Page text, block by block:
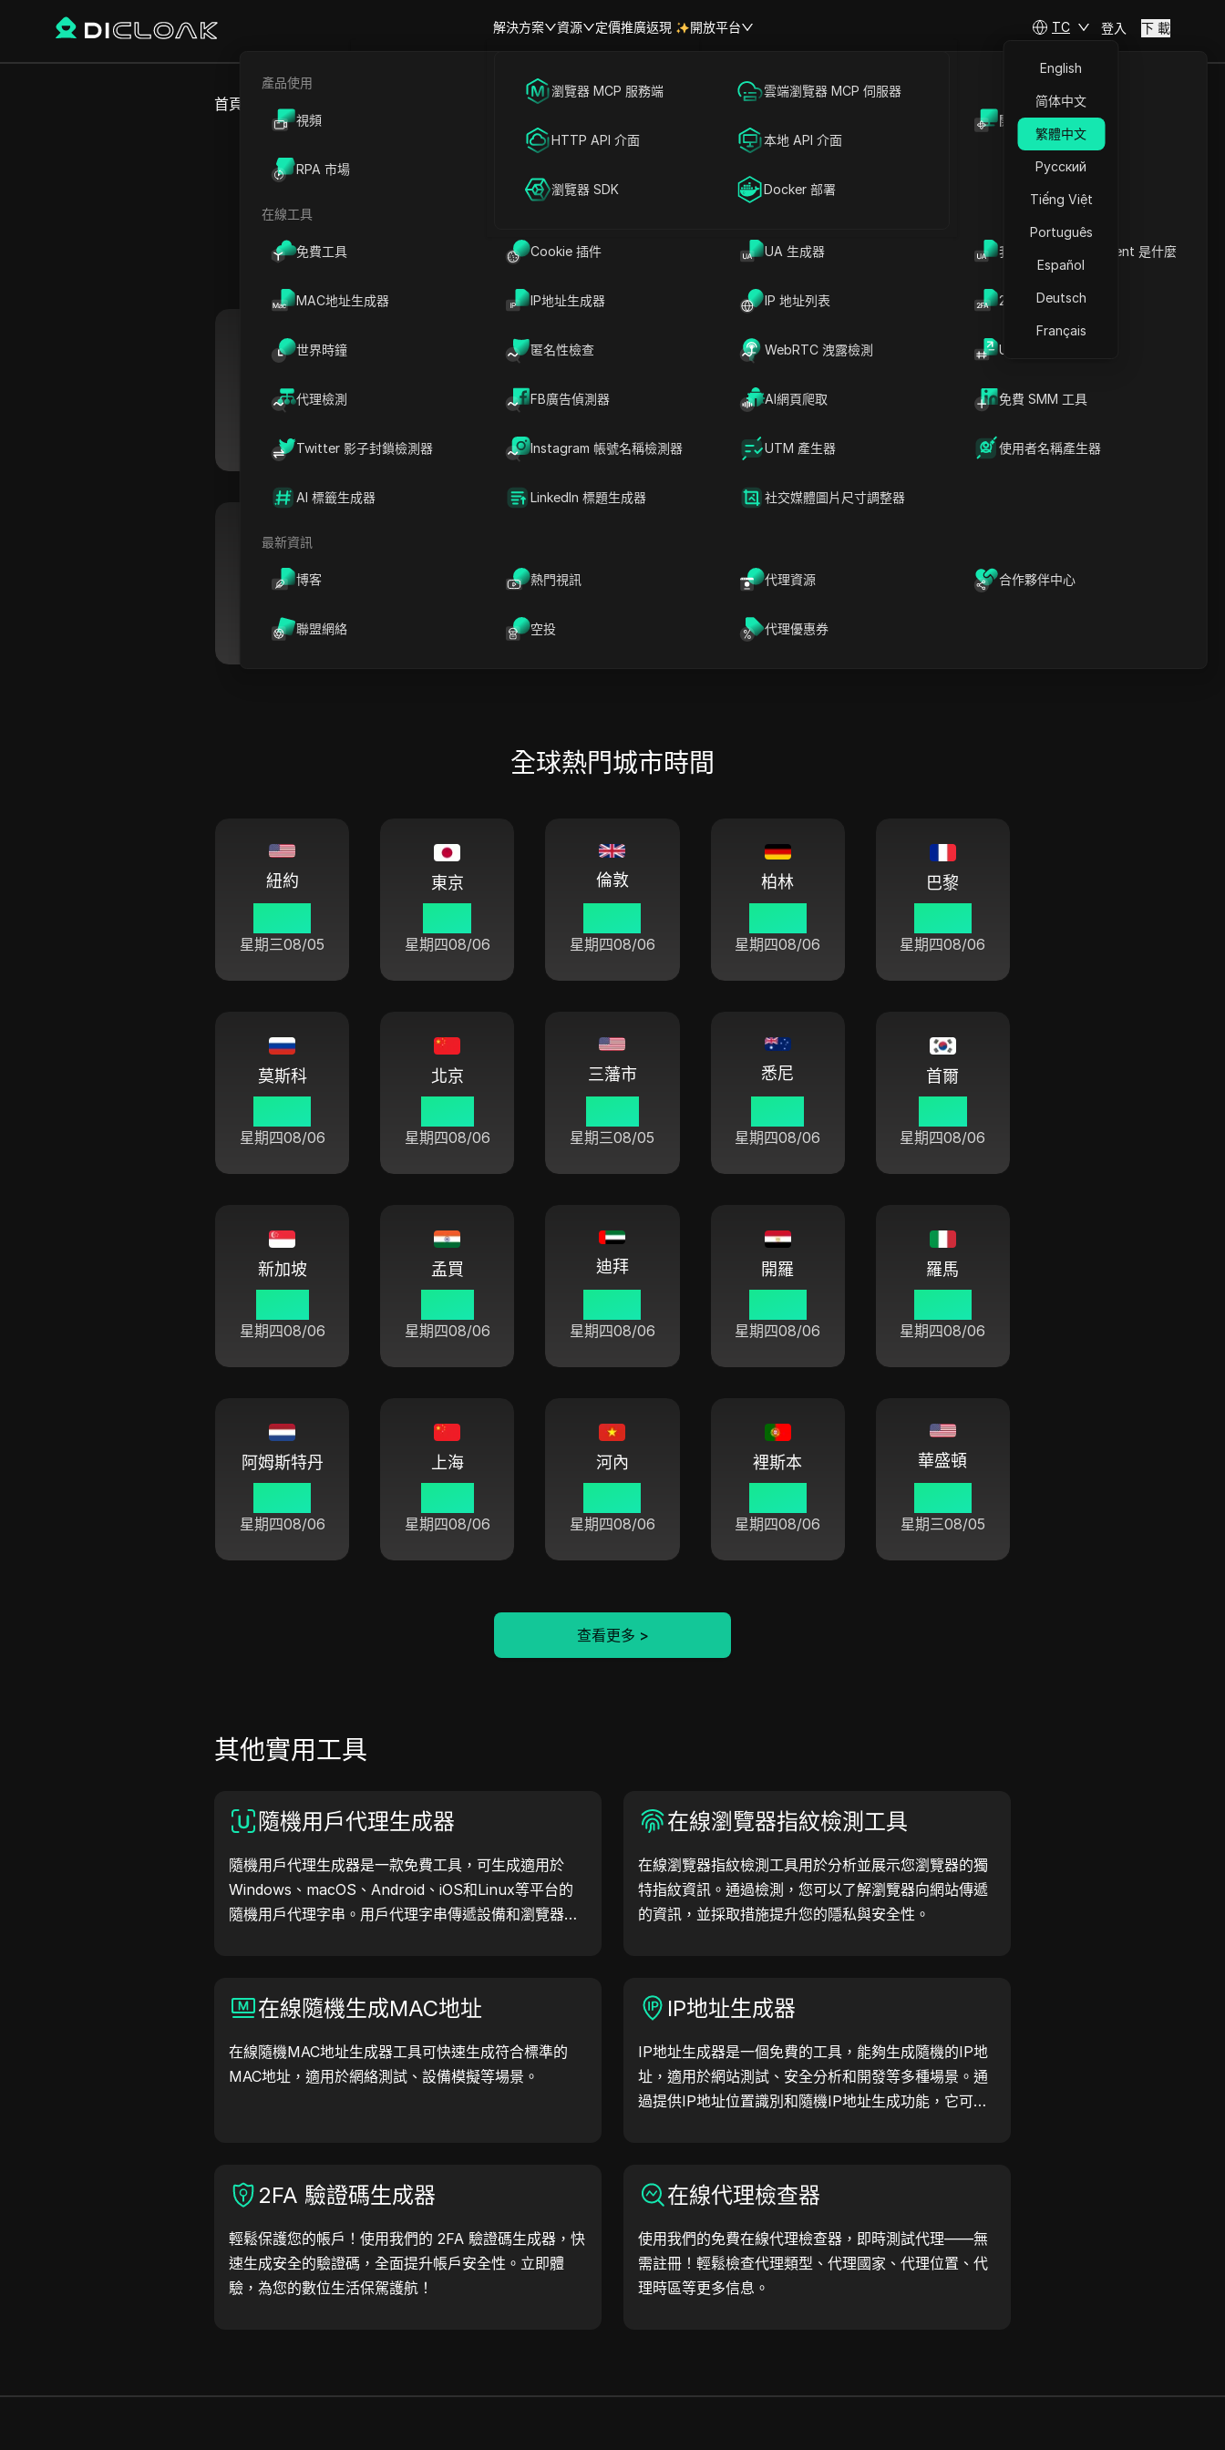
解決方案
海外社媒營銷
廣告投放
帳號共享
資源
產品使用
視頻 開放API
RPA 市場
在線工具
免費工具 Cookie 插件 UA 生成器 我的瀏覽器 User Agent 是什麼
MAC地址生成器 IP地址生成器 IP 地址列表 2FA验证码生成器
世界時鐘 匿名性檢查 WebRTC 洩露檢測 UUID 產生器
代理檢測 FB廣告偵測器 AI網頁爬取 免費 SMM 工具
Twitter 影子封鎖檢測器 Instagram 帳號名稱檢測器 UTM 產生器 使用者名稱產生器
AI 標籤生成器 LinkedIn 標題生成器 社交媒體圖片尺寸調整器
最新資訊
博客 熱門視訊 代理資源 合作夥伴中心
聯盟網絡 空投 代理優惠券
定價推廣返現 開放平台
瀏覽器 MCP 服務端 雲端瀏覽器 MCP 伺服器
HTTP API 介面 本地 API 介面
瀏覽器 SDK Docker 部署
TC
English
简体中文
繁體中文
Русский
Tiếng Việt
Português
Español
Deutsch
Français
登入 下 載
首頁 世界時間
愛爾蘭時間 | 愛爾蘭城市當前時間
搜尋
03 46
星期四 08/06
03 46 03 46
星期四 08/06
基爾肯尼
星期四08/06
都柏林
星期四08/06
全球熱門城市時間
紐約
星期三08/05
東京
星期四08/06
倫敦
星期四08/06
柏林
星期四08/06
巴黎
星期四08/06
莫斯科
星期四08/06
北京
星期四08/06
三藩市
星期三08/05
悉尼
星期四08/06
首爾
星期四08/06
新加坡
星期四08/06
孟買
星期四08/06
迪拜
星期四08/06
開羅
星期四08/06
羅馬
星期四08/06
阿姆斯特丹
星期四08/06
上海
星期四08/06
河內
星期四08/06
裡斯本
星期四08/06
華盛頓
星期三08/05
查看更多 >
其他實用工具
隨機用戶代理生成器
隨機用戶代理生成器是一款免費工具，可生成適用於
Windows、macOS、Android、iOS和Linux等平台的
隨機用戶代理字串。用戶代理字串傳遞設備和瀏覽器資
在線瀏覽器指紋檢測工具
在線瀏覽器指紋檢測工具用於分析並展示您瀏覽器的獨
特指紋資訊。通過檢測，您可以了解瀏覽器向網站傳遞
的資訊，並採取措施提升您的隱私與安全性。
在線隨機生成MAC地址
在線隨機MAC地址生成器工具可快速生成符合標準的
MAC地址，適用於網絡測試、設備模擬等場景。
IP地址生成器
IP地址生成器是一個免費的工具，能夠生成隨機的IP地
址，適用於網站測試、安全分析和開發等多種場景。通
過提供IP地址位置識別和隨機IP地址生成功能，它可以
2FA 驗證碼生成器
輕鬆保護您的帳戶！使用我們的 2FA 驗證碼生成器，快
速生成安全的驗證碼，全面提升帳戶安全性。立即體
驗，為您的數位生活保駕護航！
在線代理檢查器
使用我們的免費在線代理檢查器，即時測試代理——無
需註冊！輕鬆檢查代理類型、代理國家、代理位置、代
理時區等更多信息。